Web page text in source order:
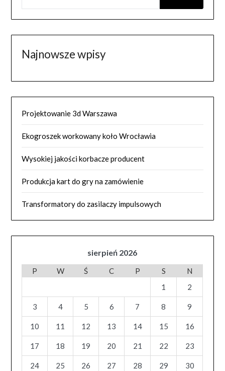
Najnowsze wpisy
Projektowanie 3d Warszawa
Ekogroszek workowany koło Wrocławia
Wysokiej jakości korbacze producent
Produkcja kart do gry na zamówienie
Transformatory do zasilaczy impulsowych
sierpień 2026
P W Ś C P S
N
1
2
3 4 5 6 7 8 9
10 11 12 13 14 15 16
17 18 19 20 21 22 23
24 25 26 27 28 29 30